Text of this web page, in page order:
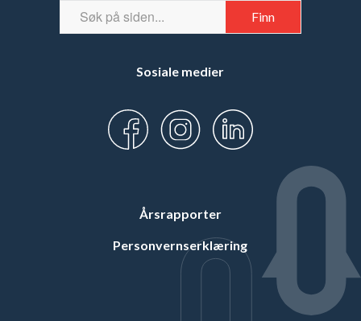
Sosiale medier
Årsrapporter
Personvernserklæring